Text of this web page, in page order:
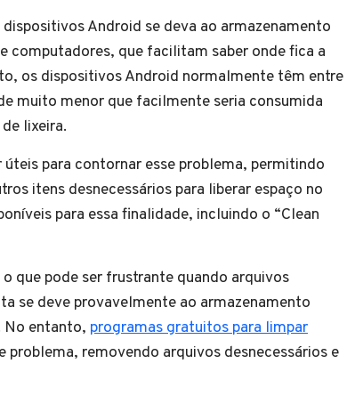
Android se deva ao armazenamento
computadores, que facilitam saber onde fica a
os dispositivos Android normalmente têm entre
muito menor que facilmente seria consumida
lixeira.
úteis para contornar esse problema, permitindo
itens desnecessários para liberar espaço no
para essa finalidade, incluindo o “Clean
que pode ser frustrante quando arquivos
se deve provavelmente ao armazenamento
No entanto, programas gratuitos para limpar
problema, removendo arquivos desnecessários e